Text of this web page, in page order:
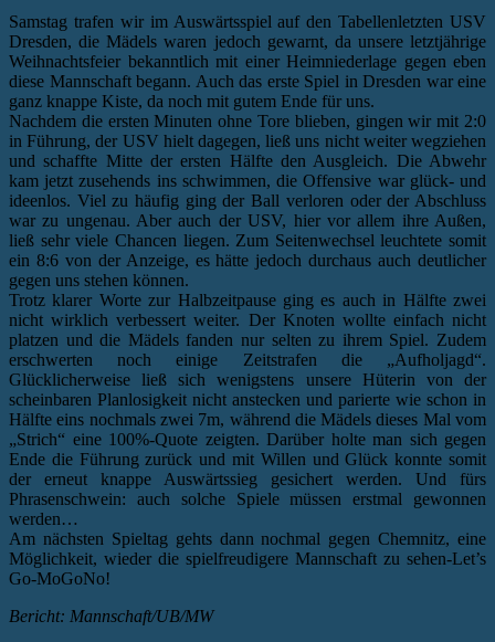
Samstag trafen wir im Auswärtsspiel auf den Tabellenletzten USV
Dresden, die Mädels waren jedoch gewarnt, da unsere letztjährige
Weihnachtsfeier bekanntlich mit einer Heimniederlage gegen eben
diese Mannschaft begann. Auch das erste Spiel in Dresden war eine
ganz knappe Kiste, da noch mit gutem Ende für uns.
Nachdem die ersten Minuten ohne Tore blieben, gingen wir mit 2:0
in Führung, der USV hielt dagegen, ließ uns nicht weiter wegziehen
und schaffte Mitte der ersten Hälfte den Ausgleich. Die Abwehr
kam jetzt zusehends ins schwimmen, die Offensive war glück- und
ideenlos. Viel zu häufig ging der Ball verloren oder der Abschluss
war zu ungenau. Aber auch der USV, hier vor allem ihre Außen,
ließ sehr viele Chancen liegen. Zum Seitenwechsel leuchtete somit
ein 8:6 von der Anzeige, es hätte jedoch durchaus auch deutlicher
gegen uns stehen können.
Trotz klarer Worte zur Halbzeitpause ging es auch in Hälfte zwei
nicht wirklich verbessert weiter. Der Knoten wollte einfach nicht
platzen und die Mädels fanden nur selten zu ihrem Spiel. Zudem
erschwerten noch einige Zeitstrafen die „Aufholjagd“.
Glücklicherweise ließ sich wenigstens unsere Hüterin von der
scheinbaren Planlosigkeit nicht anstecken und parierte wie schon in
Hälfte eins nochmals zwei 7m, während die Mädels dieses Mal vom
„Strich“ eine 100%-Quote zeigten. Darüber holte man sich gegen
Ende die Führung zurück und mit Willen und Glück konnte somit
der erneut knappe Auswärtssieg gesichert werden. Und fürs
Phrasenschwein: auch solche Spiele müssen erstmal gewonnen
werden…
Am nächsten Spieltag gehts dann nochmal gegen Chemnitz, eine
Möglichkeit, wieder die spielfreudigere Mannschaft zu sehen-Let’s
Go-MoGoNo!
Bericht: Mannschaft/UB/MW